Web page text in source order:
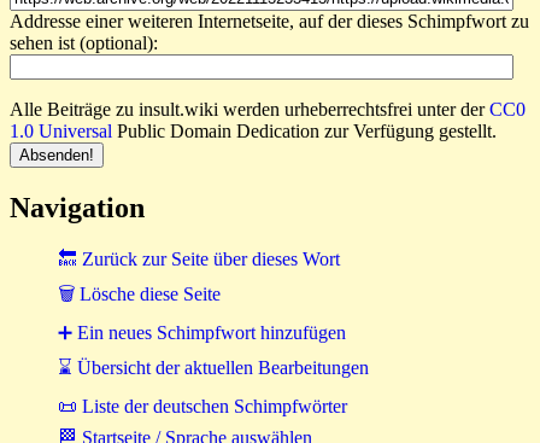
Addresse einer weiteren Internetseite, auf der dieses Schimpfwort zu
sehen ist (optional):
Alle Beiträge zu insult.wiki werden urheberrechtsfrei unter derCC0
1.0 Universal Public Domain Dedication zur Verfügung gestellt.
Navigation
🔙 Zurück zur Seite über dieses Wort
🗑 Lösche diese Seite
➕ Ein neues Schimpfwort hinzufügen
⌛ Übersicht der aktuellen Bearbeitungen
📜 Liste der deutschen Schimpfwörter
🏁 Startseite / Sprache auswählen